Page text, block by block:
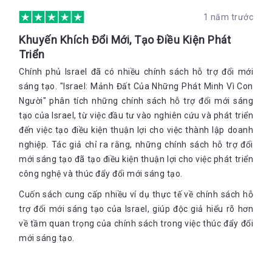
sẽ sống cho tôi đây
ai chứ?
thì còn đợi đến khi nào nữa?
Những nhà đổi mới vĩ đại với những phát minh thay đổi nhân
loại
Uber cứu thương
bởi vụ nổ bom khủng bố từ người Palestine, tuy anh có thể
thoát khỏi vụ nổ nhưng cũng chính vụ nổ đó đã thôi thúc trong
anh ý định trở thành kỹ thuật viên sơ cấp cứu để có thể cứu
giúp mọi người khi có tai nạn xảy ra. Nhiều năm sau khi đã trở
1 năm trước
Khuyến Khích Đổi Mới, Tạo Điều Kiện Phát
Triển
Chính phủ Israel đã có nhiều chính sách hỗ trợ đổi mới
sáng tạo. "Israel: Mảnh Đất Của Những Phát Minh Vì Con
Người" phân tích những chính sách hỗ trợ đổi mới sáng
tạo của Israel, từ việc đầu tư vào nghiên cứu và phát triển
đến việc tạo điều kiện thuận lợi cho việc thành lập doanh
nghiệp. Tác giả chỉ ra rằng, những chính sách hỗ trợ đổi
mới sáng tạo đã tạo điều kiện thuận lợi cho việc phát triển
công nghệ và thúc đẩy đổi mới sáng tạo.
Cuốn sách cung cấp nhiều ví dụ thực tế về chính sách hỗ
trợ đổi mới sáng tạo của Israel, giúp độc giả hiểu rõ hơn
về tầm quan trọng của chính sách trong việc thúc đẩy đổi
mới sáng tạo.